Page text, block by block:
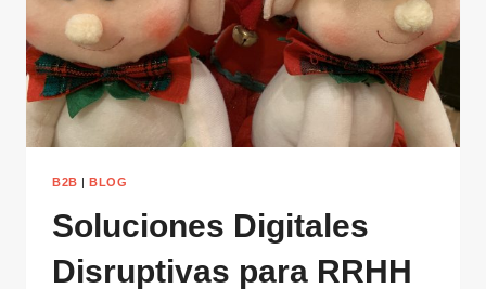
B2B BLOG
Soluciones Digitales
Disruptivas para RRHH